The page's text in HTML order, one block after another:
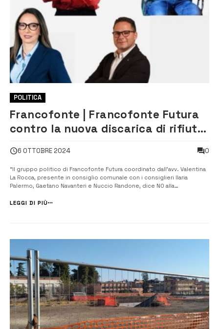
POLITICA
Francofonte | Francofonte Futura
contro la nuova discarica di rifiuti
6 OTTOBRE 2024 0
“Il gruppo politico di Francofonte Futura coordinato dall’avv. Valentina
La Rocca, presente in consiglio comunale con i consiglieri Ilaria
Palermo, Gaetano Navanteri e Nuccio Randone, dice NO alla
quale verranno depositate tonnellate di nuovi rifiuti provenienti d...
LEGGI DI PIÙ